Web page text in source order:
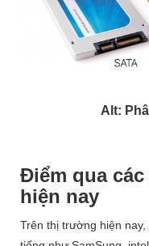
Alt:
Điểm qua
hiện nay
Trên thị trường hiện